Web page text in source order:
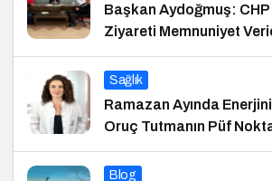
Başkan Aydoğmuş: CHP
Ziyareti Memnuniyet
Sağlık
Ramazan Ayında
Oruç Tutmanın Püf
Blog